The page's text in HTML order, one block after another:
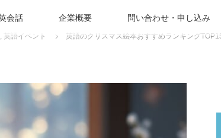
会話 企業概要 問い合わせ・申し込み
, 英語イベント 英語のクリスマス絵本おすすめランキング